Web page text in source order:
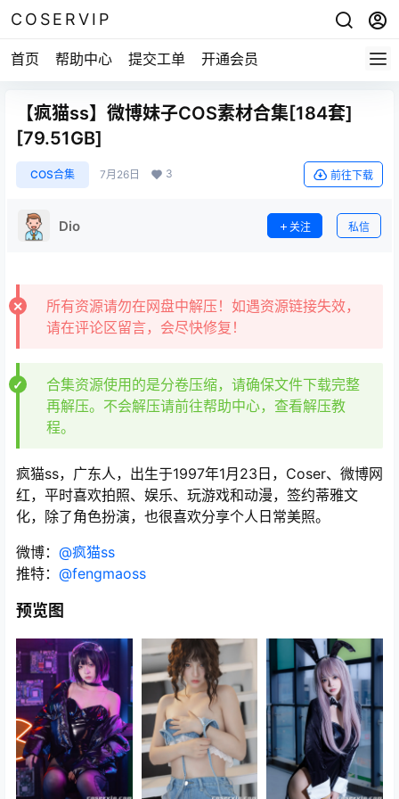
COSERVIP
首页 帮助中心 提交工单 开通会员
【疯猫ss】微博妹子COS素材合集[184套]
[79.51GB]
COS合集 7月26日 3 前往下载
Dio 关注 私信
所有资源请勿在网盘中解压！如遇资源链接失效，
请在评论区留言，会尽快修复！
合集资源使用的是分卷压缩，请确保文件下载完整
再解压。不会解压请前往帮助中心，查看解压教
程。
疯猫ss，广东人，出生于1997年1月23日，Coser、微博网
红，平时喜欢拍照、娱乐、玩游戏和动漫，签约蒂雅文
化，除了角色扮演，也很喜欢分享个人日常美照。
微博： @疯猫ss
推特： @fengmaoss
预览图